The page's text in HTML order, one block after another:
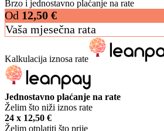
Brzo i jednostavno plaćanje na rate
Od 12,50 €
Vaša mjesečna rata
Kalkulacija iznosa rate
Jednostavno plaćanje na rate
Želim što niži iznos rate
24 x 12,50 €
Želim otplatiti što prije